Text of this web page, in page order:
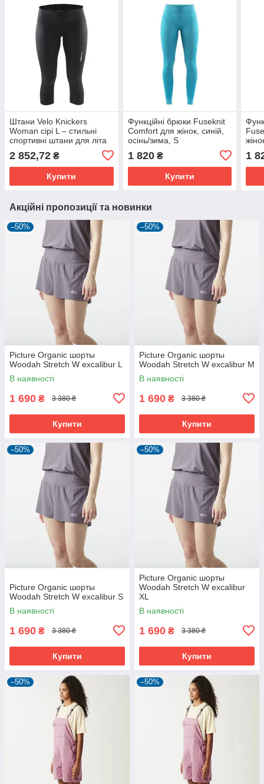
Штани Velo Knickers
Woman сірі L – стильні
спортивні штани для літа
2 852,72 ₴
Купити
Функційні брюки Fuseknit
Comfort для жінок, синій,
осінь/зима, S
1 820₴
Купити
1
Акційні пропозиції та новинки
–50%
Picture Organic шорты
Woodah Stretch W excalibur L
В наявності
1 690 ₴ 3 380 ₴
Купити
–50%
Picture Organic шорты
Woodah Stretch W excalibur M
В наявності
1 690 ₴ 3 380 ₴
Купити
–50%
Picture Organic шорты
Woodah Stretch W excalibur S
В наявності
1 690 ₴ 3 380 ₴
Купити
–50%
Picture Organic шорты
Woodah Stretch W excalibur
XL
В наявності
1 690 ₴ 3 380 ₴
Купити
–50% –50%